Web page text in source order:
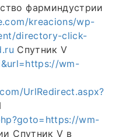
фарминдустрии
kreacions/wp-
directory-click-
Спутник V
wm-
UrlRedirect.aspx?
wm-
Спутник V в